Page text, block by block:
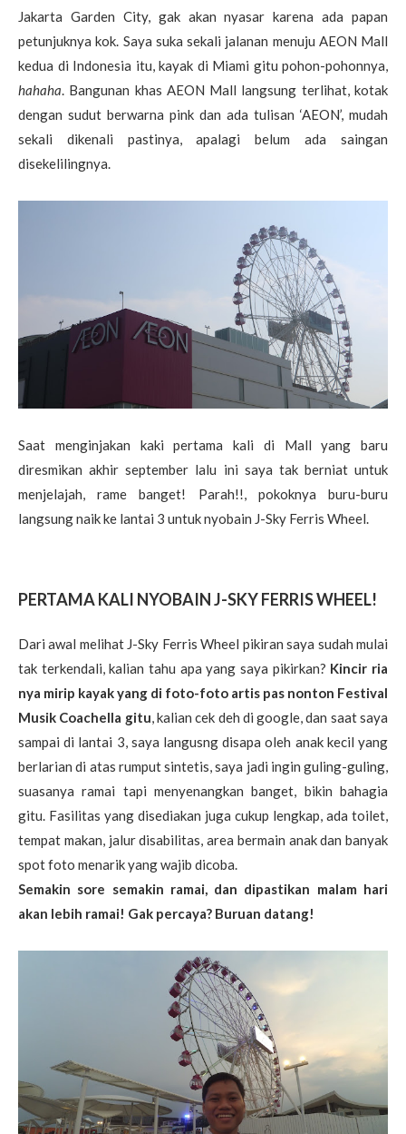
Jakarta Garden City, gak akan nyasar karena ada papan
petunjuknya kok. Saya suka sekali jalanan menuju AEON Mall
kedua di Indonesia itu, kayak di Miami gitu pohon-pohonnya,
hahaha . Bangunan khas AEON Mall langsung terlihat, kotak
dengan sudut berwarna pink dan ada tulisan ‘AEON’, mudah
sekali dikenali pastinya, apalagi belum ada saingan
disekelilingnya.
Saat menginjakan kaki pertama kali di Mall yang baru
diresmikan akhir september lalu ini saya tak berniat untuk
menjelajah, rame banget! Parah!!, pokoknya buru-buru
langsung naik ke lantai 3 untuk nyobain J-Sky Ferris Wheel.
PERTAMA KALI NYOBAIN J-SKY FERRIS WHEEL!
Dari awal melihat J-Sky Ferris Wheel pikiran saya sudah mulai
tak terkendali, kalian tahu apa yang saya pikirkan? Kincir ria
nya mirip kayak yang di foto-foto artis pas nonton Festival
Musik Coachella gitu, kalian cek deh di google, dan saat saya
sampai di lantai 3, saya langusng disapa oleh anak kecil yang
berlarian di atas rumput sintetis, saya jadi ingin guling-guling,
suasanya ramai tapi menyenangkan banget, bikin bahagia
gitu. Fasilitas yang disediakan juga cukup lengkap, ada toilet,
tempat makan, jalur disabilitas, area bermain anak dan banyak
spot foto menarik yang wajib dicoba.
Semakin sore semakin ramai, dan dipastikan malam hari
akan lebih ramai! Gak percaya? Buruan datang!